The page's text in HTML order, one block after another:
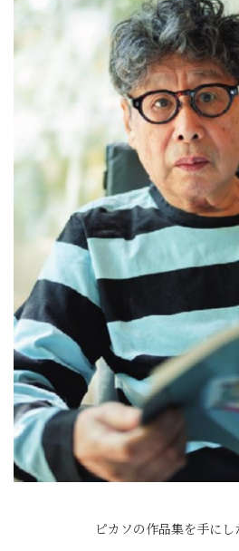
ピカソの作品集を手にし